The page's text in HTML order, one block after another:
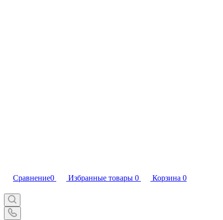
Сравнение0 Избранные товары 0 Корзина 0